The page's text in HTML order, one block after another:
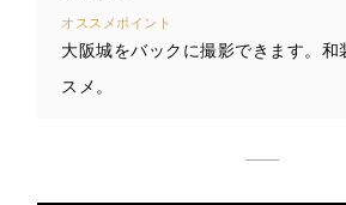
オススメポイント
大阪城をバックに撮影できます。和
スメ。